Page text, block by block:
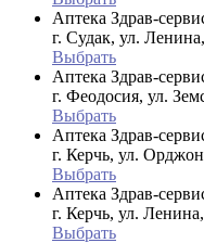
Аптека Здрав-
г. Судак, ул.
Выбрать
Аптека Здрав-
г. Феодосия, ул.
Выбрать
Аптека Здрав-
г. Керчь, ул.
Выбрать
Аптека Здрав-
г. Керчь, ул.
Выбрать